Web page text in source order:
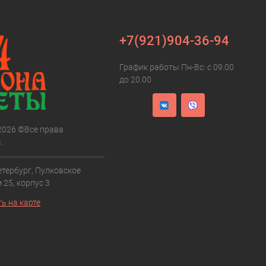
©Все права
Пулковское
корпус 3
на карте
+7(921)904-36-94
График работы Пн-Вс: с 09.00
до 20.00